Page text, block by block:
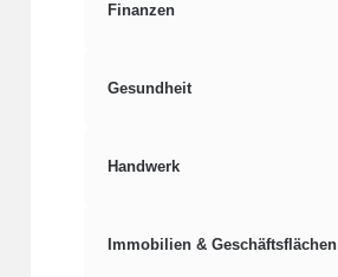
Finanzen
Gesundheit
Handwerk
Immobilien & Geschäftsflächen